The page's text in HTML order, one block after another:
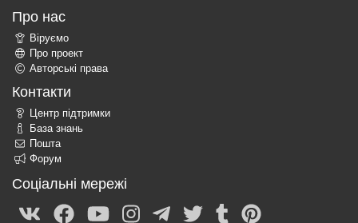
Про нас
Віруємо
Про проект
Авторські права
Контакти
Центр підтримки
База знань
Пошта
Форум
Соціальні мережі